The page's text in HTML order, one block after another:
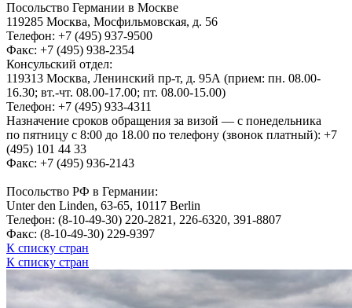
Посольство Германии в Москве
119285 Москва, Мосфильмовская, д. 56
Телефон: +7 (495) 937-9500
Факс: +7 (495) 938-2354
Консульский отдел:
119313 Москва, Ленинский пр-т, д. 95А (прием: пн. 08.00-
16.30; вт.-чт. 08.00-17.00; пт. 08.00-15.00)
Телефон: +7 (495) 933-4311
Назначение сроков обращения за визой — с понедельника
по пятницу с 8:00 до 18.00 по телефону (звонок платный): +7
(495) 101 44 33
Факс: +7 (495) 936-2143
Посольство РФ в Германии:
Unter den Linden, 63-65, 10117 Berlin
Телефон: (8-10-49-30) 220-2821, 226-6320, 391-8807
Факс: (8-10-49-30) 229-9397
К списку стран
К списку стран